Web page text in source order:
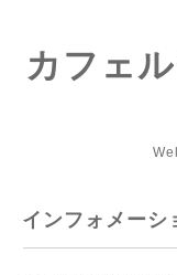
カフェ
インフォメーシ